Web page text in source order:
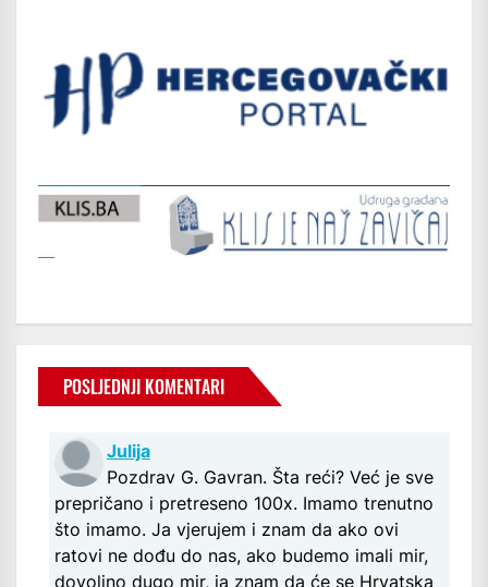
POSLJEDNJI KOMENTARI
Julija
Pozdrav G. Gavran. Šta reći? Već je sve
prepričano i pretreseno 100x. Imamo trenutno
što imamo. Ja vjerujem i znam da ako ovi
ratovi ne dođu do nas, ako budemo imali mir,
dovoljno dugo mir, ja znam da će se Hrvatska